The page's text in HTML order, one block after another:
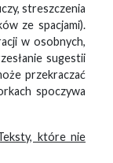
streszczenia
ze spacjami).
w osobnych,
sugestii
przekraczać
spoczywa
które nie